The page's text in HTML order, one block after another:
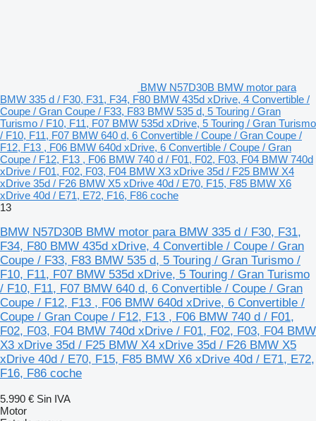
BMW N57D30B BMW motor para
BMW 335 d / F30, F31, F34, F80 BMW 435d xDrive, 4 Convertible /
Coupe / Gran Coupe / F33, F83 BMW 535 d, 5 Touring / Gran
Turismo / F10, F11, F07 BMW 535d xDrive, 5 Touring / Gran Turismo
/ F10, F11, F07 BMW 640 d, 6 Convertible / Coupe / Gran Coupe /
F12, F13 , F06 BMW 640d xDrive, 6 Convertible / Coupe / Gran
Coupe / F12, F13 , F06 BMW 740 d / F01, F02, F03, F04 BMW 740d
xDrive / F01, F02, F03, F04 BMW X3 xDrive 35d / F25 BMW X4
xDrive 35d / F26 BMW X5 xDrive 40d / E70, F15, F85 BMW X6
xDrive 40d / E71, E72, F16, F86 coche
13
BMW N57D30B BMW motor para BMW 335 d / F30, F31,
F34, F80 BMW 435d xDrive, 4 Convertible / Coupe / Gran
Coupe / F33, F83 BMW 535 d, 5 Touring / Gran Turismo /
F10, F11, F07 BMW 535d xDrive, 5 Touring / Gran Turismo
/ F10, F11, F07 BMW 640 d, 6 Convertible / Coupe / Gran
Coupe / F12, F13 , F06 BMW 640d xDrive, 6 Convertible /
Coupe / Gran Coupe / F12, F13 , F06 BMW 740 d / F01,
F02, F03, F04 BMW 740d xDrive / F01, F02, F03, F04 BMW
X3 xDrive 35d / F25 BMW X4 xDrive 35d / F26 BMW X5
xDrive 40d / E70, F15, F85 BMW X6 xDrive 40d / E71, E72,
F16, F86 coche
5.990 € Sin IVA
Motor